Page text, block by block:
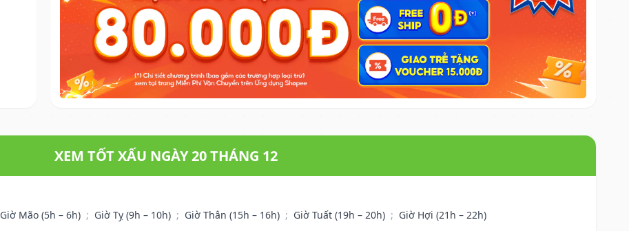
XEM TỐT XẤU NGÀY 20 THÁNG 12
Giờ Mão (5h – 6h) ; Giờ Tỵ (9h – 10h) ; Giờ Thân (15h – 16h) ; Giờ Tuất (19h – 20h) ; Giờ Hợi (21h – 22h)